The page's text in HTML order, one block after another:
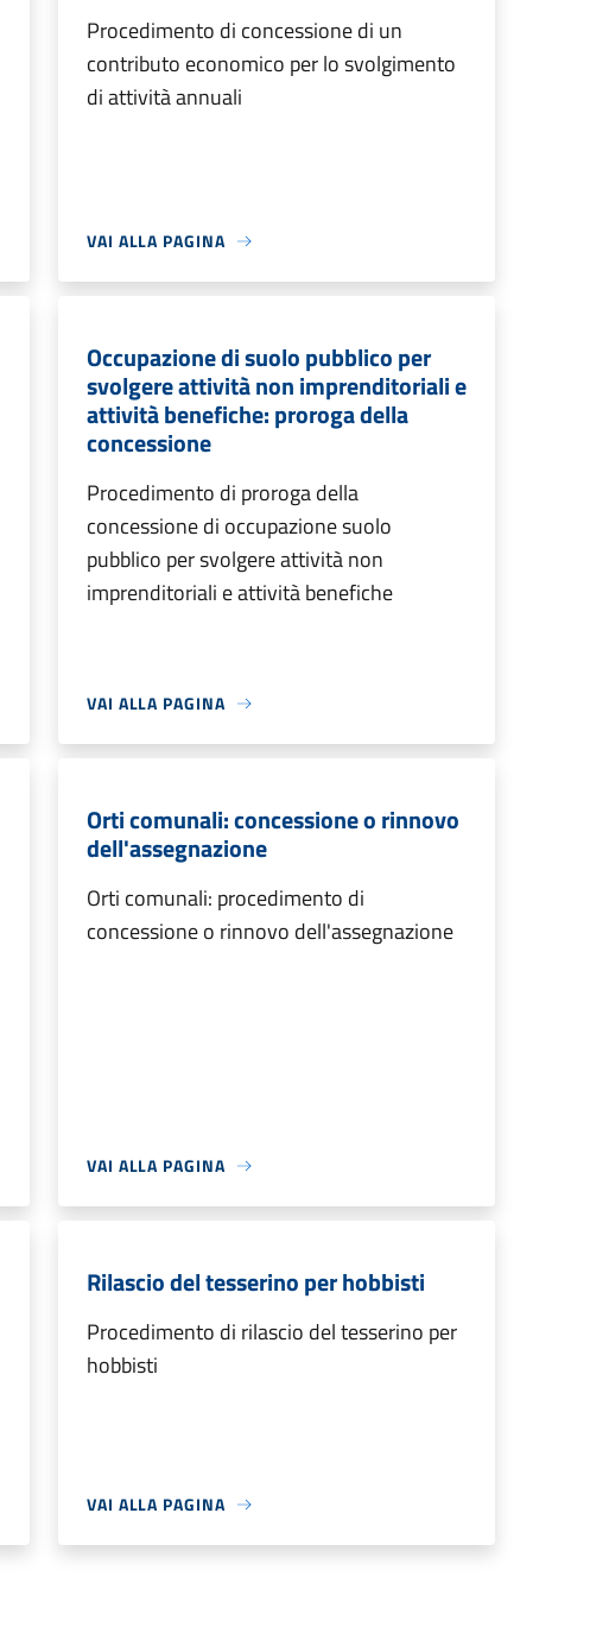
Procedimento di concessione di un
contributo economico per lo svolgimento
di attività annuali
VAI ALLA PAGINA
Occupazione di suolo pubblico per
svolgere attività non imprenditoriali e
attività benefiche: proroga della
concessione
Procedimento di proroga della
concessione di occupazione suolo
pubblico per svolgere attività non
imprenditoriali e attività benefiche
VAI ALLA PAGINA
Orti comunali: concessione o rinnovo
dell'assegnazione
Orti comunali: procedimento di
concessione o rinnovo dell'assegnazione
VAI ALLA PAGINA
Rilascio del tesserino per hobbisti
Procedimento di rilascio del tesserino per
hobbisti
VAI ALLA PAGINA